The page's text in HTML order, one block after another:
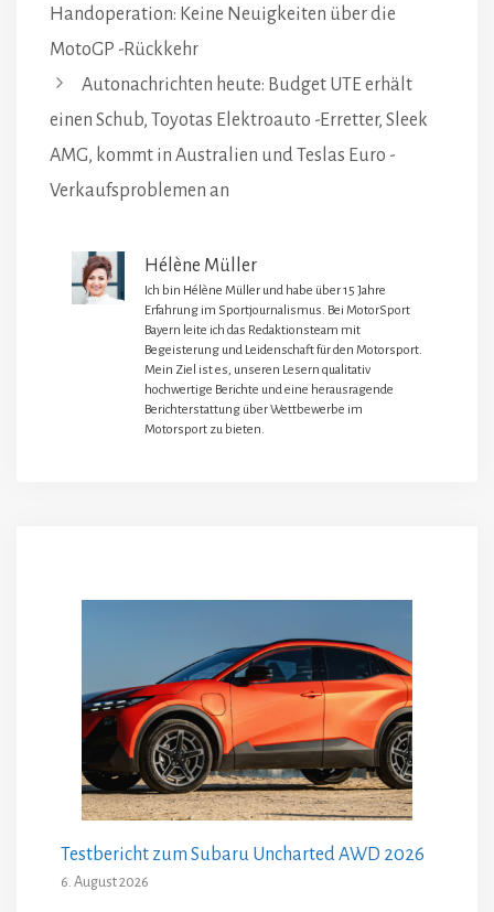
Handoperation: Keine Neuigkeiten über die
MotoGP -Rückkehr
Autonachrichten heute: Budget UTE erhält
einen Schub, Toyotas Elektroauto -Erretter, Sleek
AMG, kommt in Australien und Teslas Euro -
Verkaufsproblemen an
Hélène Müller
Ich bin Hélène Müller und habe über 15 Jahre
Erfahrung im Sportjournalismus. Bei MotorSport
Bayern leite ich das Redaktionsteam mit
Begeisterung und Leidenschaft für den Motorsport.
Mein Ziel ist es, unseren Lesern qualitativ
hochwertige Berichte und eine herausragende
Berichterstattung über Wettbewerbe im
Motorsport zu bieten.
Testbericht zum Subaru Uncharted AWD 2026
6. August 2026